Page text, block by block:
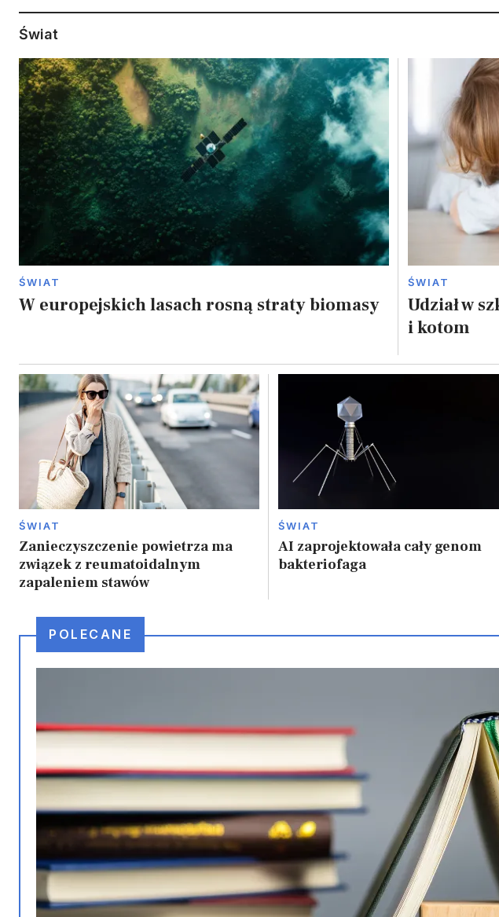
Świat
ŚWIAT
W europejskich lasach rosną straty biomasy
ŚWIAT
Udział w
i kotom
ŚWIAT
Zanieczyszczenie powietrza ma
związek z reumatoidalnym
zapaleniem stawów
ŚWIAT
AI zaprojektowała cały genom
bakteriofaga
POLECANE